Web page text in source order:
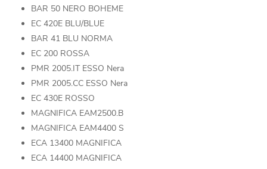
BAR 50 NERO BOHEME
EC 420E BLU/BLUE
BAR 41 BLU NORMA
EC 200 ROSSA
PMR 2005.IT ESSO Nera
PMR 2005.CC ESSO Nera
EC 430E ROSSO
MAGNIFICA EAM2500.B
MAGNIFICA EAM4400 S
ECA 13400 MAGNIFICA
ECA 14400 MAGNIFICA